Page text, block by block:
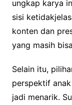
ungkap karya
sisi
konten dan
yang masih
Selain itu,
perspektif
jadi menarik.